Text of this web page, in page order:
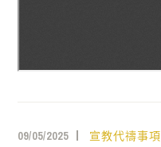
09/05/2025 宣教代禱事項